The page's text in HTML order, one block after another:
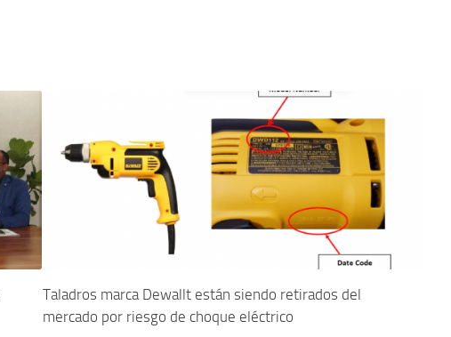
Taladros marca Dewallt están siendo retirados del
mercado por riesgo de choque eléctrico